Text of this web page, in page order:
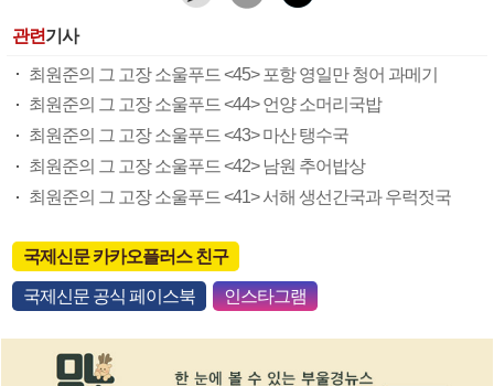
관련기사
최원준의 그 고장 소울푸드 <45> 포항 영일만 청어 과메기
최원준의 그 고장 소울푸드 <44> 언양 소머리국밥
최원준의 그 고장 소울푸드 <43> 마산 탱수국
최원준의 그 고장 소울푸드 <42> 남원 추어밥상
최원준의 그 고장 소울푸드 <41> 서해 생선간국과 우럭젓국
국제신문 카카오플러스 친구
국제신문 공식 페이스북 인스타그램